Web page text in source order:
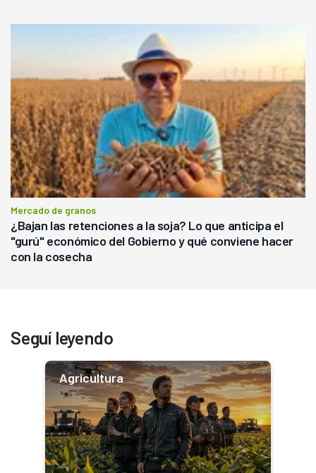
Mercado de granos
¿Bajan las retenciones a la soja? Lo que anticipa el
"gurú" económico del Gobierno y qué conviene hacer
con la cosecha
Seguí leyendo
Agricultura